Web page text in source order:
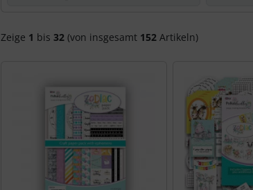
Zeige 1 bis 32 (von insgesamt 152 Artikeln)